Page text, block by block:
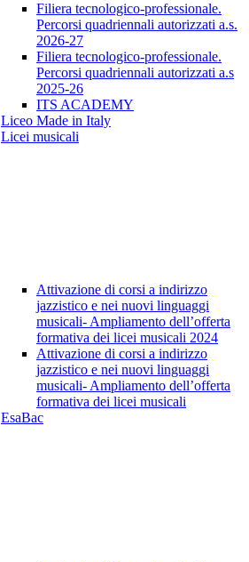
Filiera tecnologico-professionale.
Percorsi quadriennali autorizzati a.s.
2026-27
Filiera tecnologico-professionale.
Percorsi quadriennali autorizzati a.s
2025-26
ITS ACADEMY
Liceo Made in Italy
Licei musicali
Attivazione di corsi a indirizzo
jazzistico e nei nuovi linguaggi
musicali- Ampliamento dell’offerta
formativa dei licei musicali 2024
Attivazione di corsi a indirizzo
jazzistico e nei nuovi linguaggi
musicali- Ampliamento dell’offerta
formativa dei licei musicali
EsaBac